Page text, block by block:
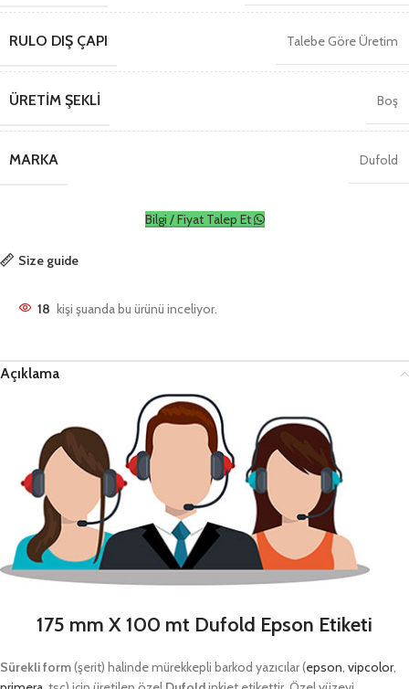
RULO DIŞ ÇAPI Talebe Göre Üretim
ÜRETIM ŞEKLI Boş
MARKA Dufold
Bilgi / Fiyat Talep Et
Size guide
18 kişi şuanda bu ürünü inceliyor.
Açıklama
175 mm X 100 mt Dufold Epson Etiketi
Sürekli form(şerit) halinde mürekkepli barkod yazıcılar (epson, vipcolor,